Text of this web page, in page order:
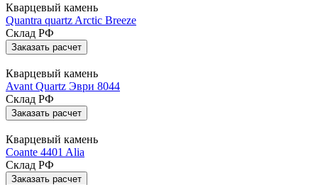
Кварцевый камень
Quantra quartz Arctic Breeze
Склад РФ
Заказать расчет
Кварцевый камень
Avant Quartz Эври 8044
Склад РФ
Заказать расчет
Кварцевый камень
Coante 4401 Alia
Склад РФ
Заказать расчет